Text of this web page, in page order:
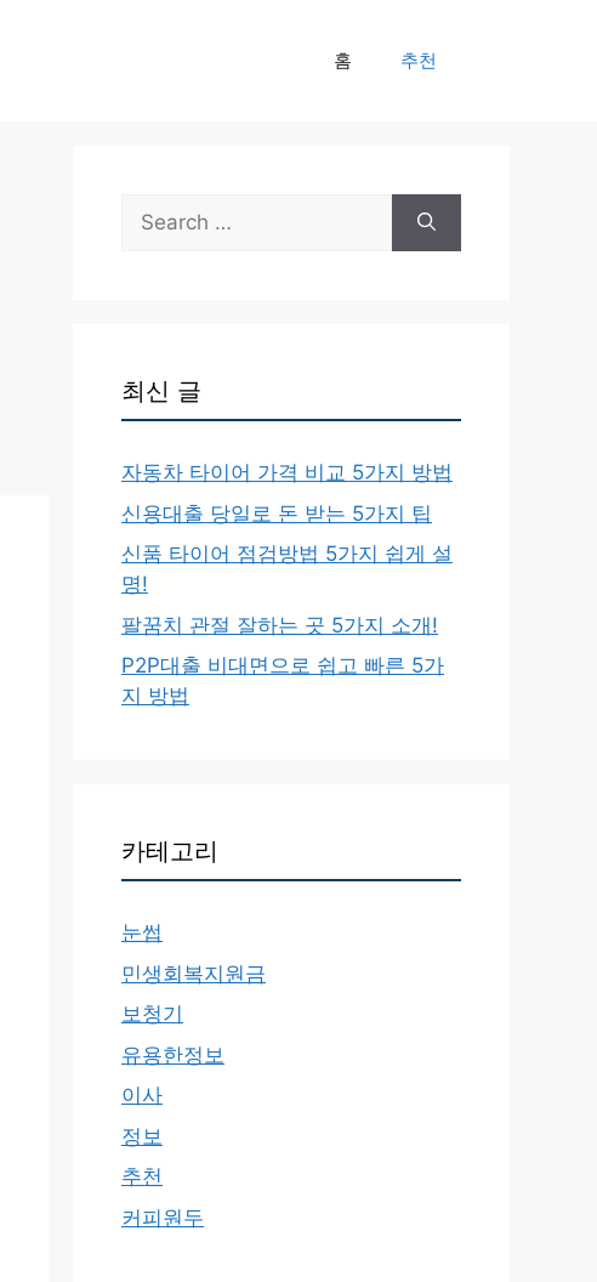
홈 추천
Search
for:
최신 글
자동차 타이어 가격 비교 5가지 방법
신용대출 당일로 돈 받는 5가지 팁
신품 타이어 점검방법 5가지 쉽게 설
명!
팔꿈치 관절 잘하는 곳 5가지 소개!
P2P대출 비대면으로 쉽고 빠른 5가
지 방법
카테고리
눈썹
민생회복지원금
보청기
유용한정보
이사
정보
추천
커피원두